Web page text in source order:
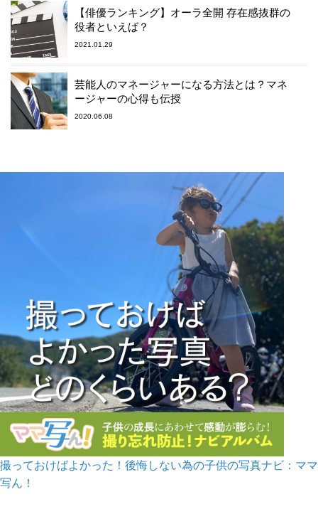
【俳優ランキング】オーラ全開 存在感抜群の
役者といえば？
2021.01.29
芸能人のマネージャーになる方法とは？マネ
ージャーの心得も伝授
2020.06.08
撮っておけばよかった！後悔しない為の子供の写真ナビ：ママ
写ん！